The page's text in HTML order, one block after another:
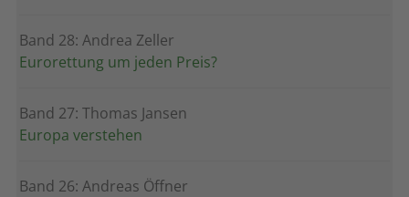
Band 28: Andrea Zeller
Eurorettung um jeden Preis?
Band 27: Thomas Jansen
Europa verstehen
Band 26: Andreas Öffner